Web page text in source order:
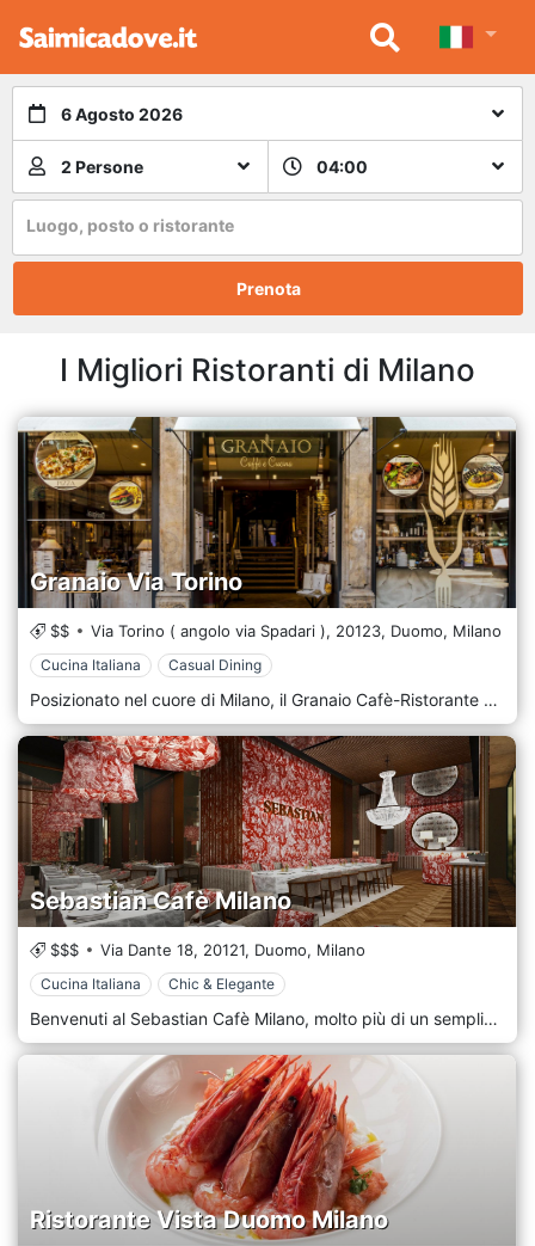
6 Agosto 2026
2 Persone 04:00
Luogo, posto o ristorante
Prenota
I Migliori Ristoranti di Milano
Granaio Via Torino
$$ Via Torino ( angolo via Spadari ), 20123, Duomo, Milano
Cucina Italiana Casual Dining
Posizionato nel cuore di Milano, il Granaio Cafè-Ristorante è il posto perfetto per la colazione, incontri di lavoro e cene con famiglia e amici.
Sebastian Cafè Milano
$$$ Via Dante 18, 20121, Duomo, Milano
Cucina Italiana Chic & Elegante
Benvenuti al Sebastian Cafè Milano, molto più di un semplice Ristorante nel cuore di Milano. Aperto dall'1 Agosto 2024, è il nuovo locale da scoprire a pochi passi dal Duomo di Milano. Situato in Via Dante 18, a pochi passi dal Duomo e dal Castello Sforzesco, si presenta come un punto d’incontro per chi desidera vivere la vera essenza della città, proponendo una cucina tipica mediterranea. Lo staff del Sebastian Café ti aspetta per farti vivere un'esperienza culinaria indimenticabile!
Ristorante Vista Duomo Milano